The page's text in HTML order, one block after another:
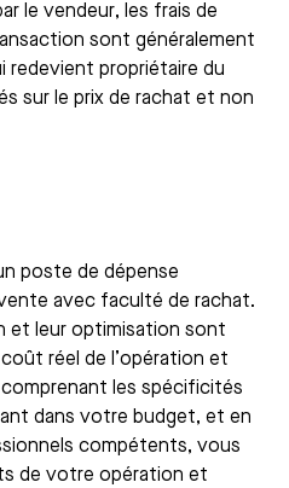
le vendeur, les frais de
sont généralement
redevient propriétaire du
sur le prix de rachat et non
poste de dépense
avec faculté de rachat.
et leur optimisation sont
réel de l’opération et
les spécificités
dans votre budget, et en
compétents, vous
de votre opération et